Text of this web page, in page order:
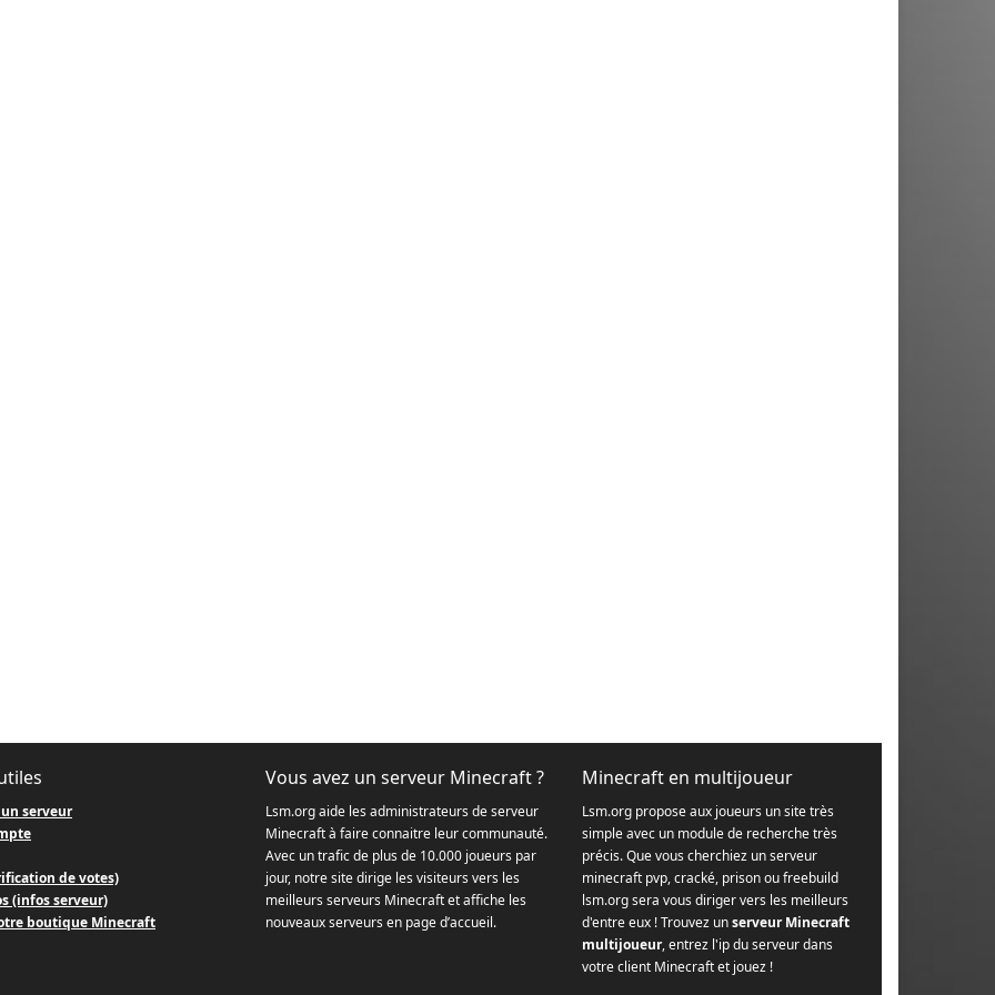
serveur
de votes)
(infos serveur)
boutique Minecraft
Vous avez un serveur Minecraft ?
Lsm.org aide les administrateurs de serveur
Minecraft à faire connaitre leur communauté.
Avec un trafic de plus de 10.000 joueurs par
jour, notre site dirige les visiteurs vers les
meilleurs serveurs Minecraft et affiche les
nouveaux serveurs en page d’accueil.
Minecraft en multijoueur
Lsm.org propose aux joueurs un site très
simple avec un module de recherche très
précis. Que vous cherchiez un serveur
minecraft pvp, cracké, prison ou freebuild
lsm.org sera vous diriger vers les meilleurs
d'entre eux ! Trouvez unserveur Minecraft
multijoueur, entrez l'ip du serveur dans
votre client Minecraft et jouez !